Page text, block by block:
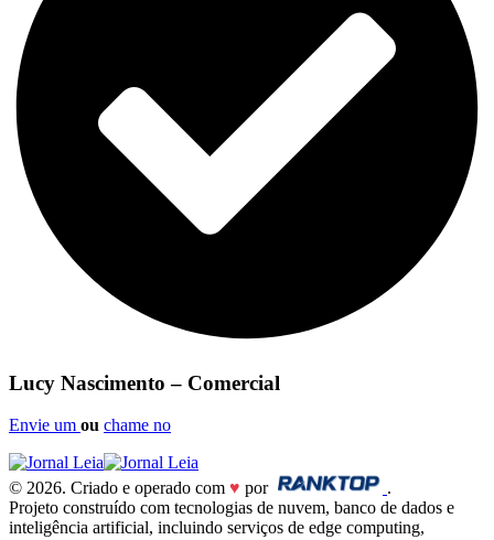
Lucy Nascimento – Comercial
Envie um ou chame no
© 2026. Criado e operado com ♥ por
.
Projeto construído com tecnologias de nuvem, banco de dados e
inteligência artificial, incluindo serviços de edge computing,